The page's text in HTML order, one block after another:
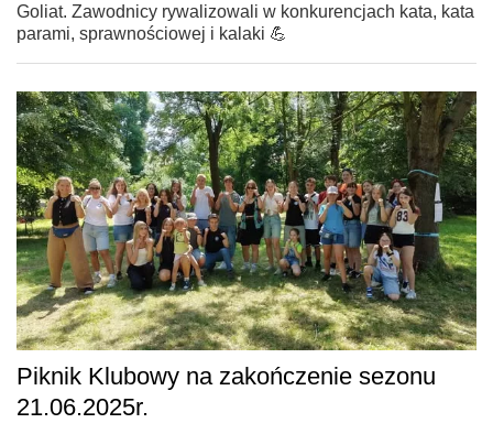
Goliat. Zawodnicy rywalizowali w konkurencjach kata, kata
parami, sprawnościowej i kalaki 💪
Piknik Klubowy na zakończenie sezonu
21.06.2025r.